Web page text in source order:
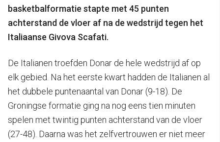
basketbalformatie stapte met 45 punten
achterstand de vloer af na de wedstrijd tegen het
Italiaanse Givova Scafati.
De Italianen troefden Donar de hele wedstrijd af op
elk gebied. Na het eerste kwart hadden de Italianen al
het dubbele puntenaantal van Donar (9-18). De
Groningse formatie ging na nog eens tien minuten
spelen met twintig punten achterstand van de vloer
(27-48). Daarna was het zelfvertrouwen er niet meer